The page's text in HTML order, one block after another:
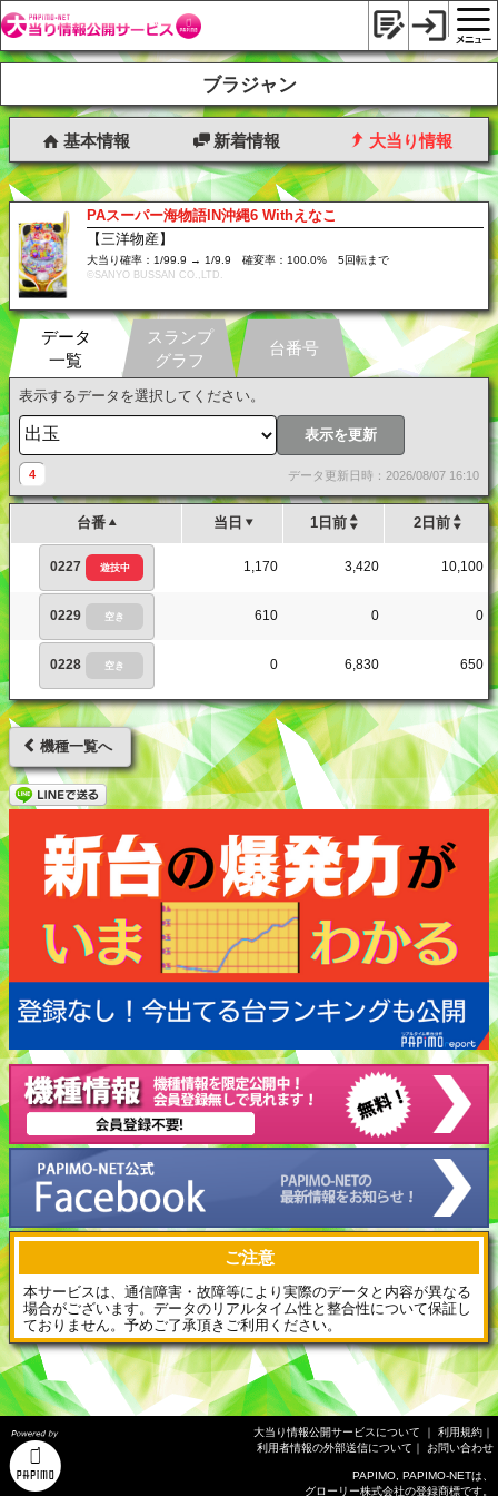
ブラジャン
基本情報 新着情報 大当り情報
PAスーパー海物語IN沖縄6 Withえなこ
【三洋物産】
大当り確率：1/99.9 → 1/9.9 確変率：100.0% 5回転まで
©SANYO BUSSAN CO.,LTD.
データ
一覧
表示するデータを選択してください。
表示を更新
4 データ更新日時：2026/08/07 16:10
台番 当日 1日前 2日前
0227 遊技中 1,170 3,420 10,100
0229 空き 610 0 0
0228 空き 0 6,830 650
スランプ
グラフ
台番号
機種一覧へ
ご注意
本サービスは、通信障害・故障等により実際のデータと内容が異なる
場合がございます。データのリアルタイム性と整合性について保証し
ておりません。予めご了承頂きご利用ください。
大当り情報公開サービスについて ｜ 利用規約 ｜
利用者情報の外部送信について ｜ お問い合わせ
PAPIMO, PAPIMO-NETは、
グローリー株式会社の登録商標です。